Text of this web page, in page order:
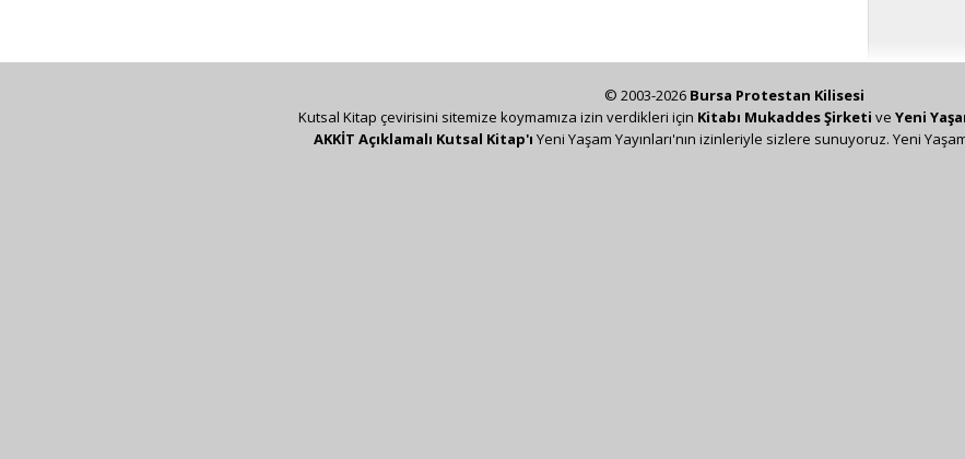
© 2003-2026 Bursa Protestan Kilisesi
Kutsal Kitap çevirisini sitemize koymamıza izin verdikleri için Kitabı Mukaddes Şirketi ve Yeni
AKKİT Açıklamalı Kutsal Kitap'ı Yeni Yaşam Yayınları'nın izinleriyle sizlere sunuyoruz. Yeni